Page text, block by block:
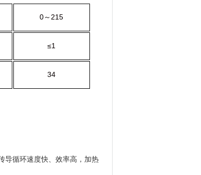
0～215
≤1
34
导循环速度快、效率高，加热